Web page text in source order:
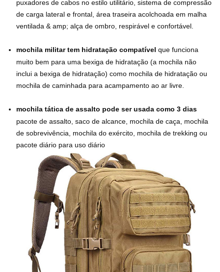
puxadores de cabos no estilo utilitário, sistema de compressão
de carga lateral e frontal, área traseira acolchoada em malha
ventilada & amp; alça de ombro, respirável e confortável.
mochila militar tem hidratação compatível que funciona
muito bem para uma bexiga de hidratação (a mochila não
inclui a bexiga de hidratação) como mochila de hidratação ou
mochila de caminhada para acampamento ao ar livre.
mochila tática de assalto pode ser usada como 3 dias
pacote de assalto, saco de alcance, mochila de caça, mochila
de sobrevivência, mochila do exército, mochila de trekking ou
pacote diário para uso diário